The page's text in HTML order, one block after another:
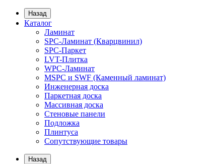
Назад
Каталог
Ламинат
SPC-Ламинат (Кварцвинил)
SPC-Паркет
LVT-Плитка
WPC-Ламинат
MSPC и SWF (Каменный ламинат)
Инженерная доска
Паркетная доска
Массивная доска
Стеновые панели
Подложка
Плинтуса
Сопутствующие товары
Назад